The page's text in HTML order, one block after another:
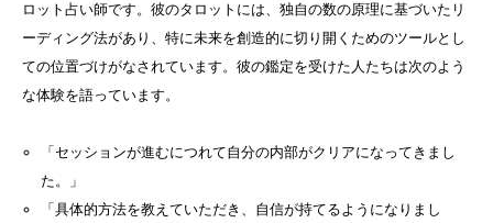
ロット占い師です。彼のタロットには、独自の数の原理に基づいたリ
ーディング法があり、特に未来を創造的に切り開くためのツールとし
ての位置づけがなされています。彼の鑑定を受けた人たちは次のよう
な体験を語っています。
「セッションが進むにつれて自分の内部がクリアになってきまし
た。」
「具体的方法を教えていただき、自信が持てるようになりまし